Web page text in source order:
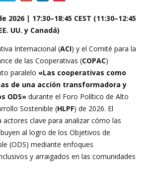
2026 | 17:30–18:45 CEST (11:30–12:45
UU. y Canadá)
Internacional (ACI) y el Comité para la
de las Cooperativas (COPAC)
paralelo «Las cooperativas como
de una acción transformadora y
ODS» durante el Foro Político de Alto
Sostenible (HLPF) de 2026. El
actores clave para analizar cómo las
al logro de los Objetivos de
(ODS) mediante enfoques
y arraigados en las comunidades